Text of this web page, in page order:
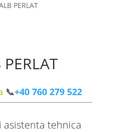
PERLAT
📞+40 760 279 522
asistenta tehnica